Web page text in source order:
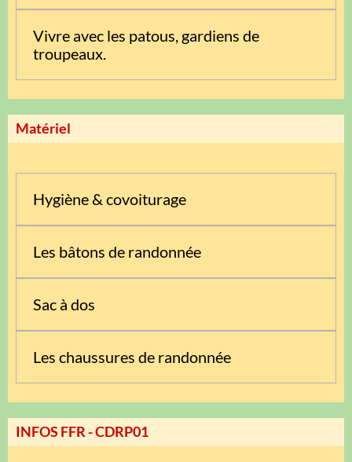
Vivre avec les patous, gardiens de
troupeaux.
Matériel
Hygiène & covoiturage
Les bâtons de randonnée
Sac à dos
Les chaussures de randonnée
INFOS FFR - CDRP01